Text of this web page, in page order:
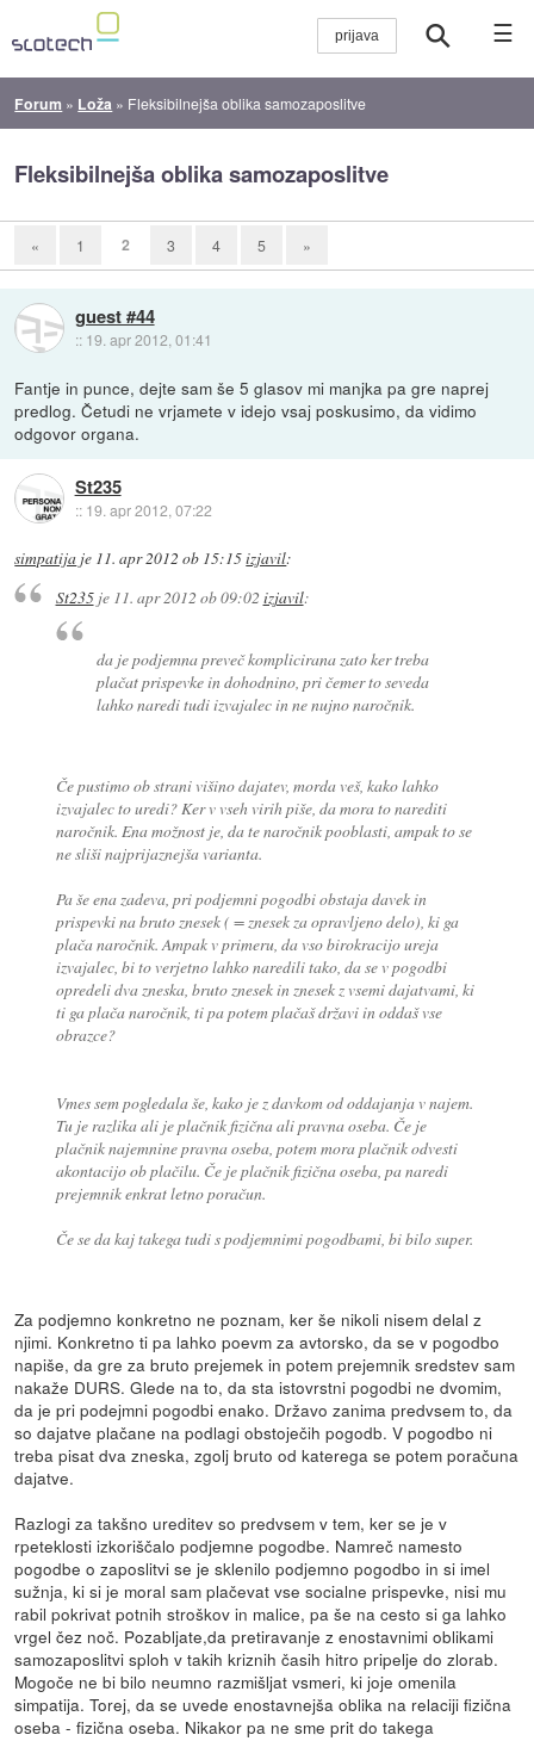
☰
Forum » Loža » Fleksibilnejša oblika samozaposlitve
Fleksibilnejša oblika samozaposlitve
« 1 2 3 4 5 »
guest #44
:: 19. apr 2012, 01:41
Fantje in punce, dejte sam še 5 glasov mi manjka pa gre naprej
predlog. Četudi ne vrjamete v idejo vsaj poskusimo, da vidimo
odgovor organa.
St235
:: 19. apr 2012, 07:22
simpatija je 11. apr 2012 ob 15:15izjavil:
St235je 11. apr 2012 ob 09:02 izjavil:
da je podjemna preveč komplicirana zato ker treba
plačat prispevke in dohodnino, pri čemer to seveda
lahko naredi tudi izvajalec in ne nujno naročnik.
Če pustimo ob strani višino dajatev, morda veš, kako lahko
izvajalec to uredi? Ker v vseh virih piše, da mora to narediti
naročnik. Ena možnost je, da te naročnik pooblasti, ampak to se
ne sliši najprijaznejša varianta.
Pa še ena zadeva, pri podjemni pogodbi obstaja davek in
prispevki na bruto znesek ( = znesek za opravljeno delo), ki ga
plača naročnik. Ampak v primeru, da vso birokracijo ureja
izvajalec, bi to verjetno lahko naredili tako, da se v pogodbi
opredeli dva zneska, bruto znesek in znesek z vsemi dajatvami, ki
ti ga plača naročnik, ti pa potem plačaš državi in oddaš vse
obrazce?
Vmes sem pogledala še, kako je z davkom od oddajanja v najem.
Tu je razlika ali je plačnik fizična ali pravna oseba. Če je
plačnik najemnine pravna oseba, potem mora plačnik odvesti
akontacijo ob plačilu. Če je plačnik fizična oseba, pa naredi
prejemnik enkrat letno poračun.
Če se da kaj takega tudi s podjemnimi pogodbami, bi bilo super.
Za podjemno konkretno ne poznam, ker še nikoli nisem delal z
njimi. Konkretno ti pa lahko poevm za avtorsko, da se v pogodbo
napiše, da gre za bruto prejemek in potem prejemnik sredstev sam
nakaže DURS. Glede na to, da sta istovrstni pogodbi ne dvomim,
da je pri podejmni pogodbi enako. Državo zanima predvsem to, da
so dajatve plačane na podlagi obstoječih pogodb. V pogodbo ni
treba pisat dva zneska, zgolj bruto od katerega se potem poračuna
dajatve.
Razlogi za takšno ureditev so predvsem v tem, ker se je v
rpeteklosti izkoriščalo podjemne pogodbe. Namreč namesto
pogodbe o zaposlitvi se je sklenilo podjemno pogodbo in si imel
sužnja, ki si je moral sam plačevat vse socialne prispevke, nisi mu
rabil pokrivat potnih stroškov in malice, pa še na cesto si ga lahko
vrgel čez noč. Pozabljate,da pretiravanje z enostavnimi oblikami
samozaposlitvi sploh v takih kriznih časih hitro pripelje do zlorab.
Mogoče ne bi bilo neumno razmišljat vsmeri, ki joje omenila
simpatija. Torej, da se uvede enostavnejša oblika na relaciji fizična
oseba - fizična oseba. Nikakor pa ne sme prit do takega